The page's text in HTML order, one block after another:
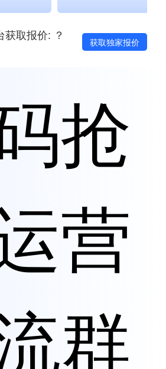
取报价: ？
获取独家报价
抢
营
群